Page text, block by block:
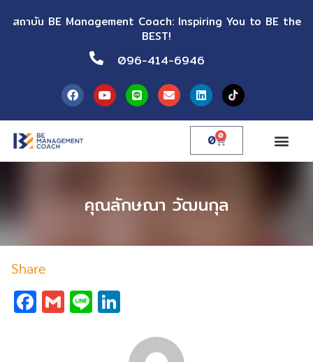
สถาบัน BE Management Coach: Inspiring You to BE the
BEST!
096-414-6946
0 0
คุณลักษณา วัฒนกุล
Share
Facebook
Gmail
Line